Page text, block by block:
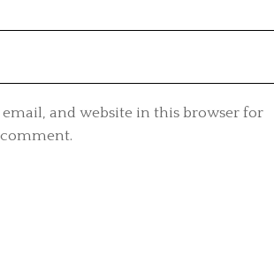
email, and website in this browser for